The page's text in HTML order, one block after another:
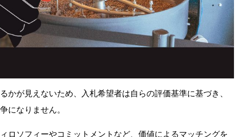
が見えないため、入札希望者は自らの評価基準に基づき、
になりません。
ロソフィーやコミットメントなど、価値によるマッチングを